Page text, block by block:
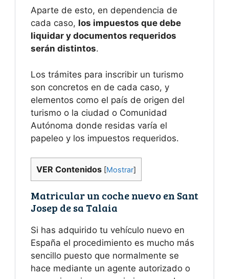
Aparte de esto, en dependencia de
cada caso, los impuestos que debe
liquidar y documentos requeridos
serán distintos.
Los trámites para inscribir un turismo
son concretos en de cada caso, y
elementos como el país de origen del
turismo o la ciudad o Comunidad
Autónoma donde residas varía el
papeleo y los impuestos requeridos.
VER Contenidos [Mostrar]
Matricular un coche nuevo en Sant
Josep de sa Talaia
Si has adquirido tu vehículo nuevo en
España el procedimiento es mucho más
sencillo puesto que normalmente se
hace mediante un agente autorizado o